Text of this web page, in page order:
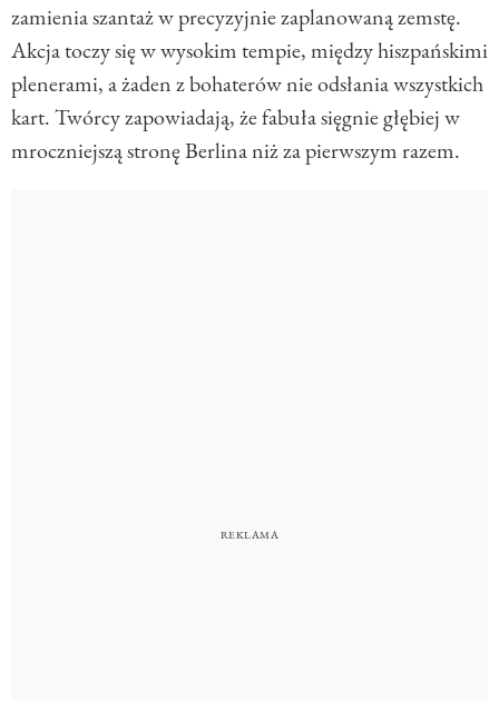
zamienia szantaż w precyzyjnie zaplanowaną zemstę.
Akcja toczy się w wysokim tempie, między hiszpańskimi
plenerami, a żaden z bohaterów nie odsłania wszystkich
kart. Twórcy zapowiadają, że fabuła sięgnie głębiej w
mroczniejszą stronę Berlina niż za pierwszym razem.